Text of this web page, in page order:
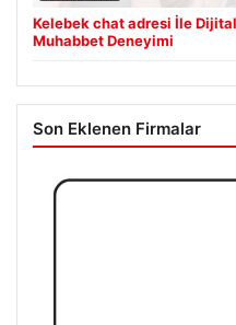
Kelebek chat adresi İle
Muhabbet Deneyimi
Son Eklenen Firmalar